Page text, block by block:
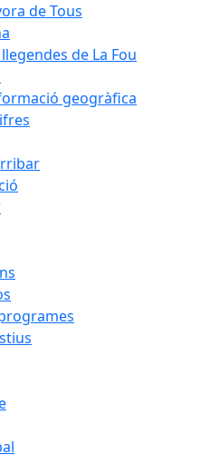
de Tous
de La Fou
geogràfica